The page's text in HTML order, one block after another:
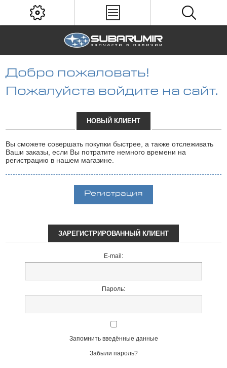
Добро пожаловать!
Пожалуйста войдите на сайт.
НОВЫЙ КЛИЕНТ
Вы сможете совершать покупки быстрее, а также отслеживать
Ваши заказы, если Вы потратите немного времени на
регистрацию в нашем магазине.
ЗАРЕГИСТРИРОВАННЫЙ КЛИЕНТ
E-mail:
Пароль:
Запомнить введённые данные
Забыли пароль?